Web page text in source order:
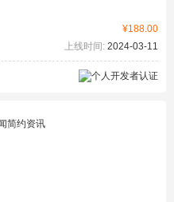
¥188.00
上线时间: 2024-03-11